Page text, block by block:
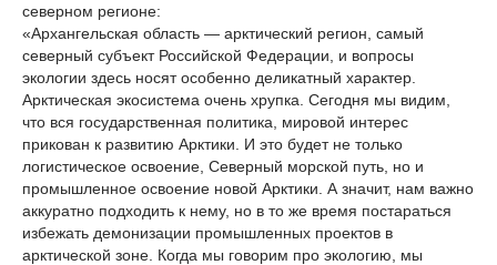
северном регионе:
«Архангельская область — арктический регион, самый
северный субъект Российской Федерации, и вопросы
экологии здесь носят особенно деликатный характер.
Арктическая экосистема очень хрупка. Сегодня мы видим,
что вся государственная политика, мировой интерес
прикован к развитию Арктики. И это будет не только
логистическое освоение, Северный морской путь, но и
промышленное освоение новой Арктики. А значит, нам важно
аккуратно подходить к нему, но в то же время постараться
избежать демонизации промышленных проектов в
арктической зоне. Когда мы говорим про экологию, мы